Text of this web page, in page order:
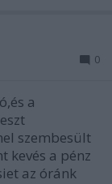
0
a
szembesült
kevés a pénz
az óránk